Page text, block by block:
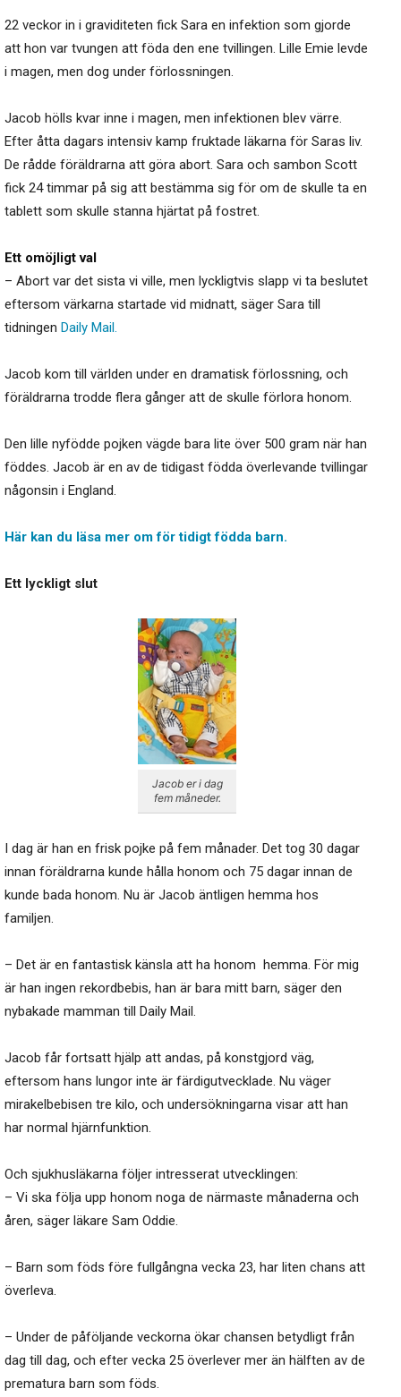
22 veckor in i graviditeten fick Sara en infektion som gjorde
att hon var tvungen att föda den ene tvillingen. Lille Emie levde
i magen, men dog under förlossningen.
Jacob hölls kvar inne i magen, men infektionen blev värre.
Efter åtta dagars intensiv kamp fruktade läkarna för Saras liv.
De rådde föräldrarna att göra abort. Sara och sambon Scott
fick 24 timmar på sig att bestämma sig för om de skulle ta en
tablett som skulle stanna hjärtat på fostret.
Ett omöjligt val
– Abort var det sista vi ville, men lyckligtvis slapp vi ta beslutet
eftersom värkarna startade vid midnatt, säger Sara till
tidningen Daily Mail.
Jacob kom till världen under en dramatisk förlossning, och
föräldrarna trodde flera gånger att de skulle förlora honom.
Den lille nyfödde pojken vägde bara lite över 500 gram när han
föddes. Jacob är en av de tidigast födda överlevande tvillingar
någonsin i England.
Här kan du läsa mer om för tidigt födda barn.
Ett lyckligt slut
Jacob er i dag
fem måneder.
I dag är han en frisk pojke på fem månader. Det tog 30 dagar
innan föräldrarna kunde hålla honom och 75 dagar innan de
kunde bada honom. Nu är Jacob äntligen hemma hos
familjen.
– Det är en fantastisk känsla att ha honom hemma. För mig
är han ingen rekordbebis, han är bara mitt barn, säger den
nybakade mamman till Daily Mail.
Jacob får fortsatt hjälp att andas, på konstgjord väg,
eftersom hans lungor inte är färdigutvecklade. Nu väger
mirakelbebisen tre kilo, och undersökningarna visar att han
har normal hjärnfunktion.
Och sjukhusläkarna följer intresserat utvecklingen:
– Vi ska följa upp honom noga de närmaste månaderna och
åren, säger läkare Sam Oddie.
– Barn som föds före fullgångna vecka 23, har liten chans att
överleva.
– Under de påföljande veckorna ökar chansen betydligt från
dag till dag, och efter vecka 25 överlever mer än hälften av de
prematura barn som föds.